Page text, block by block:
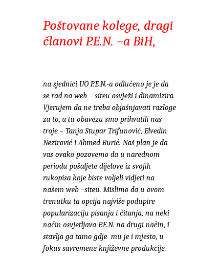
Poštovane kolege, dragi
članovi P.E.N. –a BiH,
na sjednici UO P.E.N.-a odlučeno je je da
se rad na web – siteu osvježi i dinamizira.
Vjerujem da ne treba objašnjavati razloge
za to, a tu obavezu smo prihvatili nas
troje – Tanja Stupar Trifunović, Elvedin
Nezirović i Ahmed Burić. Naš plan je da
vas ovako pozovemo da u narednom
periodu pošaljete dijelove iz svojih
rukopisa koje biste voljeli vidjeti na
našem web –siteu. Mislimo da u ovom
trenutku ta opcija najviše podupire
popularizaciju pisanja i čitanja, na neki
način osvjetljava P.E.N. na drugi način, i
stavlja ga tamo gdje mu je i mjesto, u
fokus savremene književne produkcije.